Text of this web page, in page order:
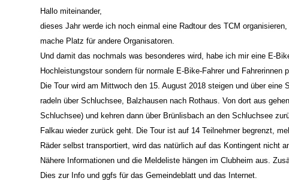
Hallo miteinander,
dieses Jahr werde ich noch einmal eine Radtour des TCM
mache Platz für andere Organisatoren.
Und damit das nochmals was besonderes wird, habe ich mir eine E-
Hochleistungstour sondern für normale E-Bike-Fahrer und Fahrerinnen
Die Tour wird am Mittwoch den 15. August 2018 steigen und über
radeln über Schluchsee, Balzhausen nach Rothaus. Von dort aus
Schluchsee) und kehren dann über Brünlisbach an den Schluchsee
Falkau wieder zurück geht. Die Tour ist auf 14 Teilnehmer begrenzt,
Räder selbst transportiert, wird das natürlich auf das Kontingent nicht
Nähere Informationen und die Meldeliste hängen im Clubheim aus.
Dies zur Info und ggfs für das Gemeindeblatt und das Internet.